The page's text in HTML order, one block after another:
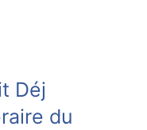
Déj
du